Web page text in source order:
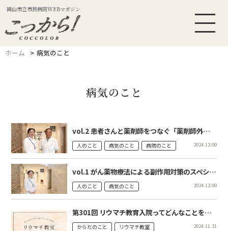
岡山市立市民病院WEBマガジン
ホーム 病気のこと
病気のこと
vol.2 患者さんと薬剤師をつなぐ「薬剤師外来」を開始 薬剤部 鍛治園 誠
人のこと 病気のこと 病院のこと 2024.12.09
vol.1 がん薬物療法による副作用対策のスペシャリスト 薬剤部 鍛治園 誠
人のこと 病気のこと 2024.12.09
第301回 リウマチ教育入院ってどんなことをするの？
からだのこと
リウマチ教室
2024.11.21